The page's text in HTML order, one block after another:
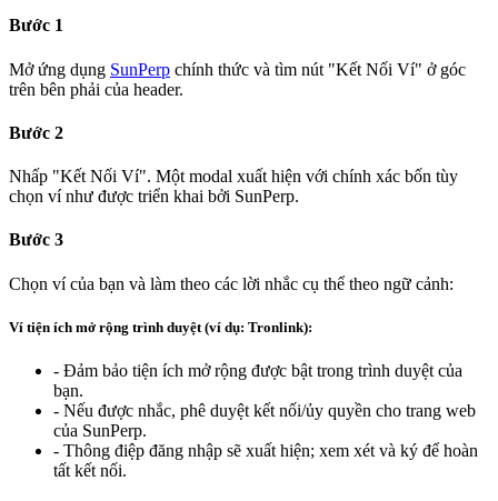
Bước 1
Mở ứng dụng SunPerp chính thức và tìm nút "Kết Nối Ví" ở góc
trên bên phải của header.
Bước 2
Nhấp "Kết Nối Ví". Một modal xuất hiện với chính xác bốn tùy
chọn ví như được triển khai bởi SunPerp.
Bước 3
Chọn ví của bạn và làm theo các lời nhắc cụ thể theo ngữ cảnh:
Ví tiện ích mở rộng trình duyệt (ví dụ: Tronlink):
- Đảm bảo tiện ích mở rộng được bật trong trình duyệt của
bạn.
- Nếu được nhắc, phê duyệt kết nối/ủy quyền cho trang web
của SunPerp.
- Thông điệp đăng nhập sẽ xuất hiện; xem xét và ký để hoàn
tất kết nối.